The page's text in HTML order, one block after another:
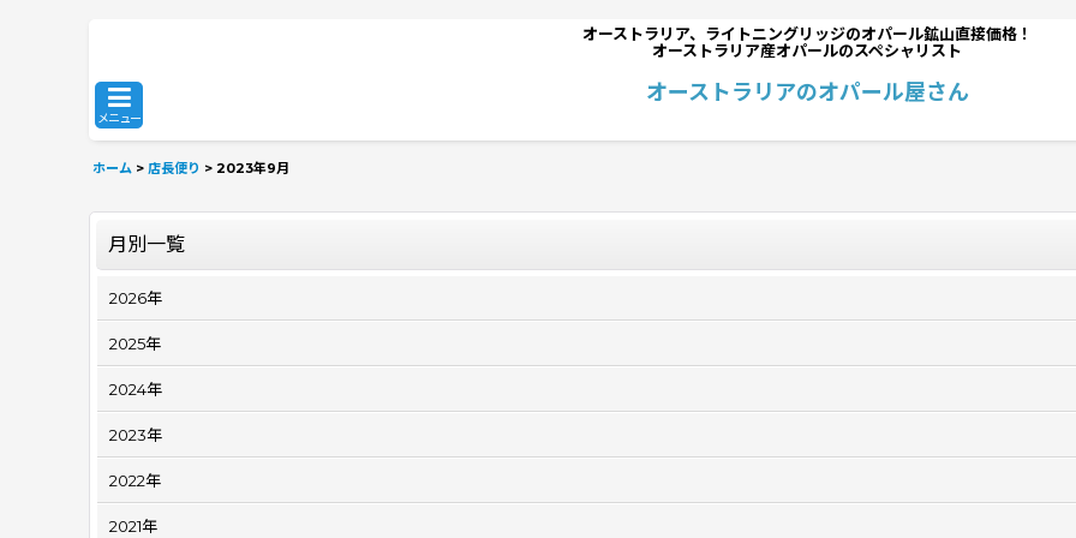
オーストラリア、ライトニングリッジのオパール鉱山直接価格！
オーストラリア産オパールのスペシャリスト
メニュー
オーストラリアのオパール屋さん
ホーム > 店長便り > 2023年9月
月別一覧
2026年
2025年
2024年
2023年
2022年
2021年